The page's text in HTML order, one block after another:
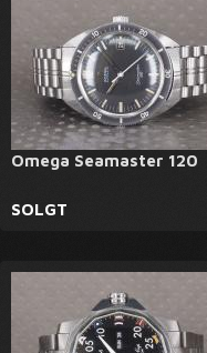
Omega Seamaster 120
SOLGT